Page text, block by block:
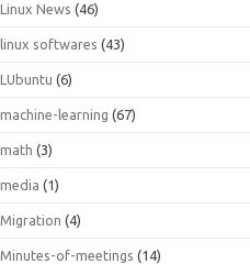
Linux News (46)
linux softwares (43)
LUbuntu (6)
machine-learning (67)
math (3)
media (1)
Migration (4)
Minutes-of-meetings (14)